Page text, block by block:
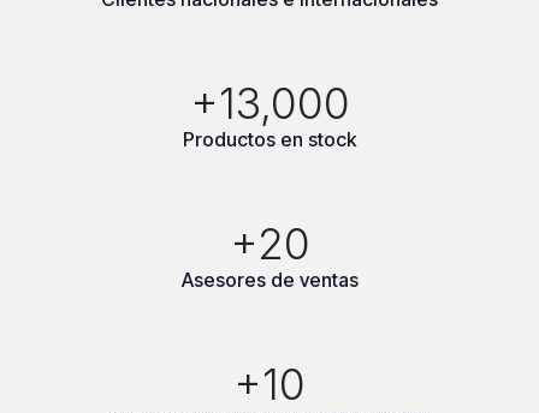
+13,000
Productos en stock
+20
Asesores de ventas
+10